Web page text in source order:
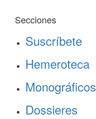
Secciones
Suscríbete
Hemeroteca
Monográficos
Dossieres